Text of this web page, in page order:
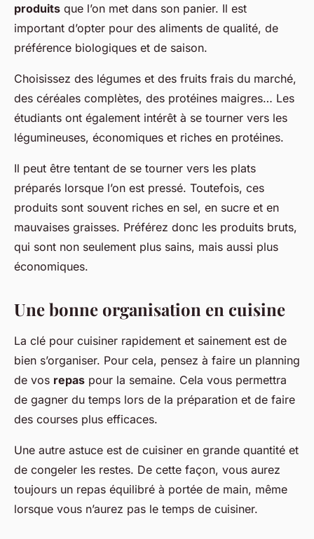
produits que l’on met dans son panier. Il est
important d’opter pour des aliments de qualité, de
préférence biologiques et de saison.
Choisissez des légumes et des fruits frais du marché,
des céréales complètes, des protéines maigres… Les
étudiants ont également intérêt à se tourner vers les
légumineuses, économiques et riches en protéines.
Il peut être tentant de se tourner vers les plats
préparés lorsque l’on est pressé. Toutefois, ces
produits sont souvent riches en sel, en sucre et en
mauvaises graisses. Préférez donc les produits bruts,
qui sont non seulement plus sains, mais aussi plus
économiques.
Une bonne organisation en cuisine
La clé pour cuisiner rapidement et sainement est de
bien s’organiser. Pour cela, pensez à faire un planning
de vos repas pour la semaine. Cela vous permettra
de gagner du temps lors de la préparation et de faire
des courses plus efficaces.
Une autre astuce est de cuisiner en grande quantité et
de congeler les restes. De cette façon, vous aurez
toujours un repas équilibré à portée de main, même
lorsque vous n’aurez pas le temps de cuisiner.